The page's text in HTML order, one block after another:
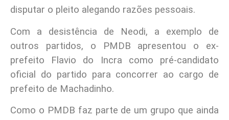
disputar o pleito alegando razões pessoais.
Com a desistência de Neodi, a exemplo de
outros partidos, o PMDB apresentou o ex-
prefeito Flavio do Incra como pré-candidato
oficial do partido para concorrer ao cargo de
prefeito de Machadinho.
Como o PMDB faz parte de um grupo que ainda